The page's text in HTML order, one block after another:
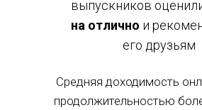
Средняя доходимость
продолжительностью
выпускников
на отлично и
его друзьям